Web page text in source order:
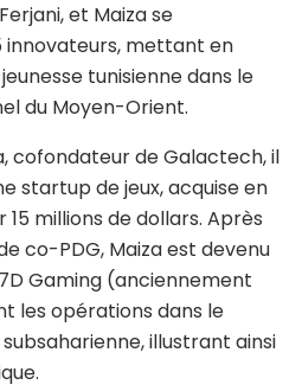
et Maiza se
innovateurs, mettant en
tunisienne dans le
du Moyen-Orient.
cofondateur de Galactech, il
startup de jeux, acquise en
millions de dollars. Après
co-PDG, Maiza est devenu
Gaming (anciennement
les opérations dans le
illustrant ainsi